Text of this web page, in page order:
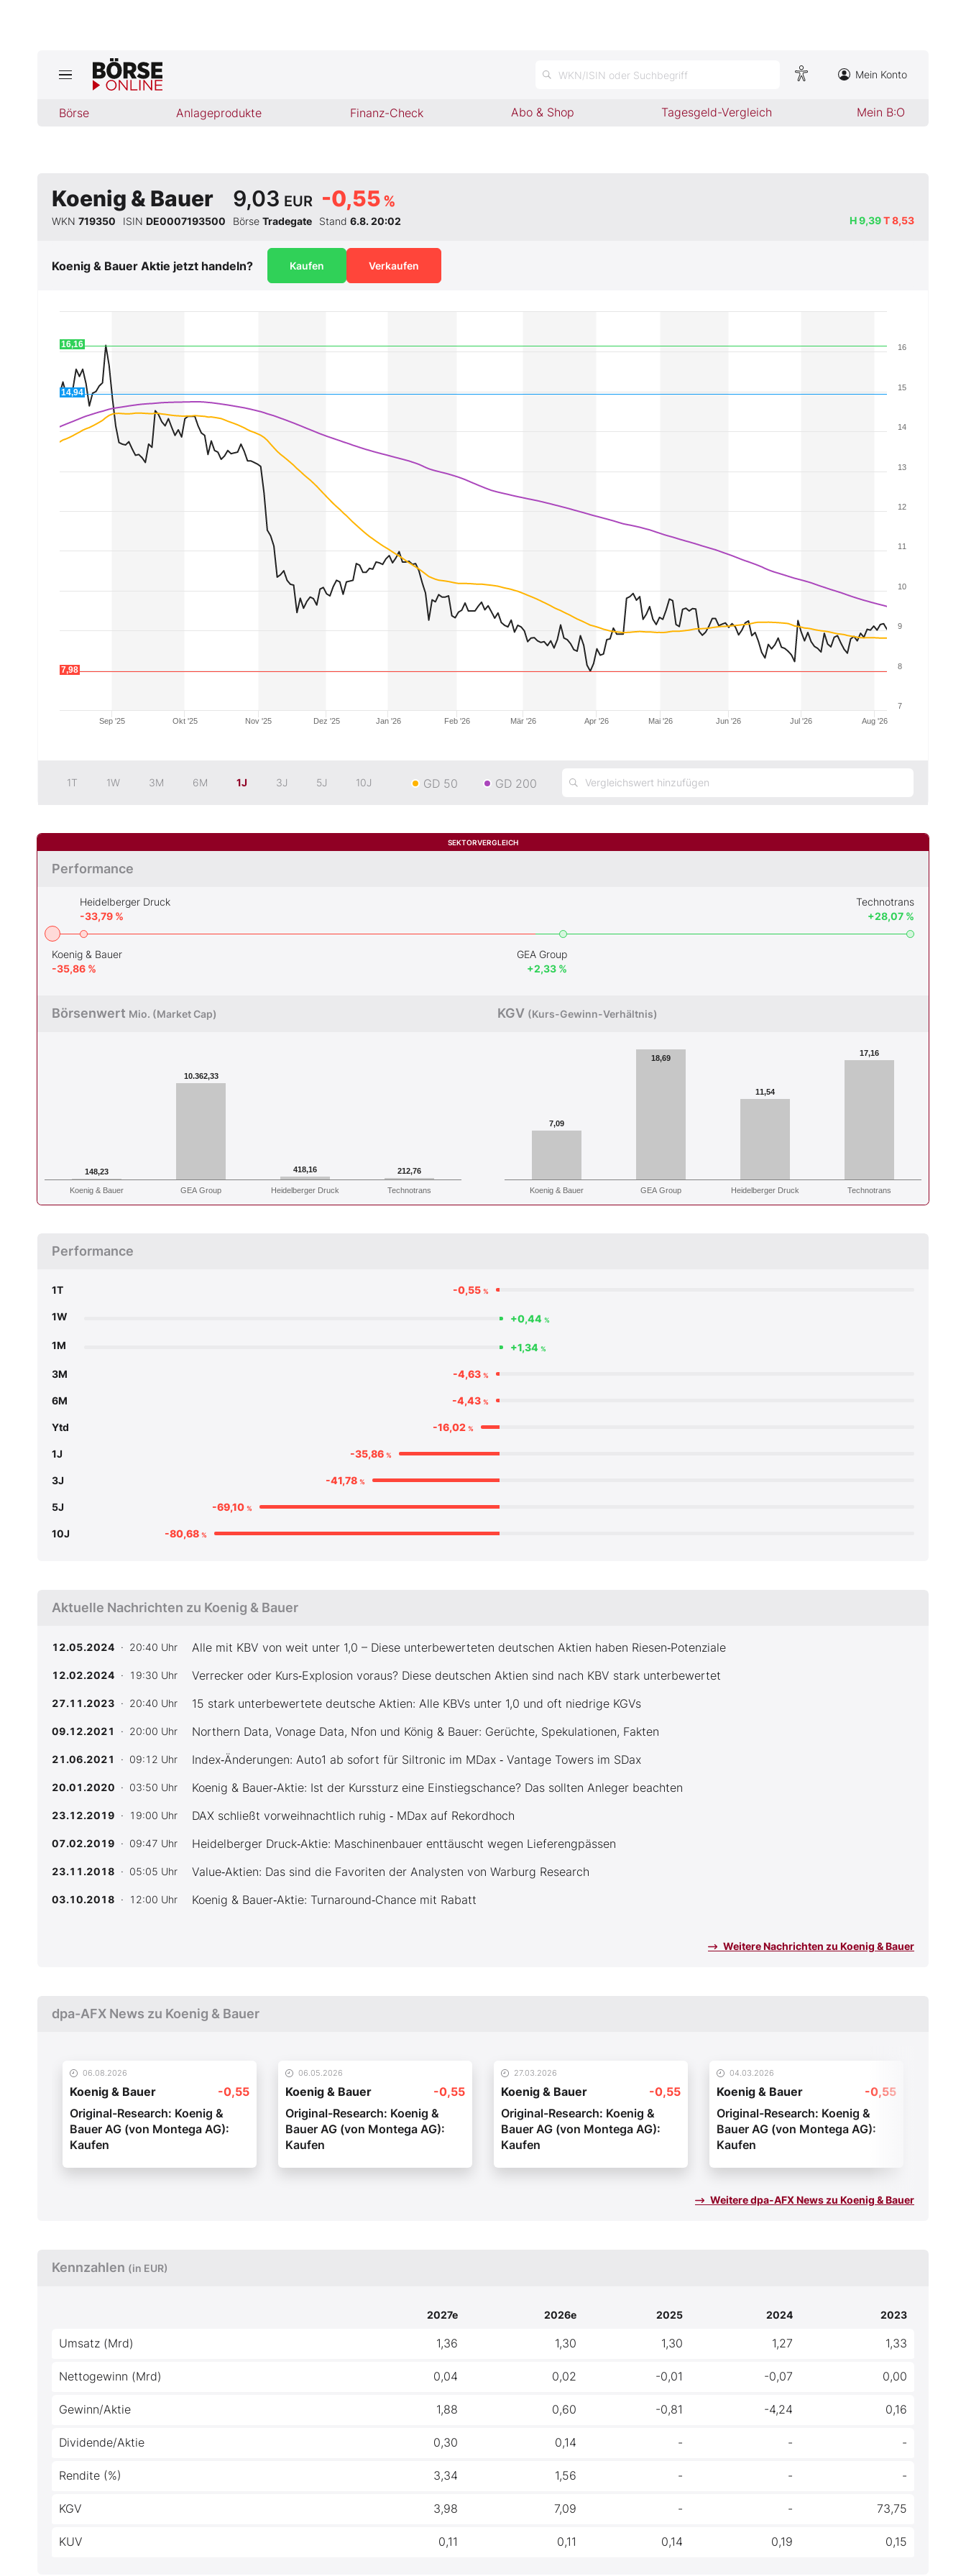
WKN/ISIN oder Suchbegriff Mein Konto
Börse Anlageprodukte Finanz-Check Abo & Shop Tagesgeld-Vergleich Mein B:O
Jetzt aktuelle Ausgabe BÖRSE ONLINE lesen
Anlageprodukte
Finanz-Check
Abo & Shop
Experten
Mein B:O
Mein Konto
Koenig & Bauer -0,55 %
9,03 EUR
H9,39T8,53
WKN 719350 ISIN DE0007193500 Börse Tradegate Stand 6.8. 20:02
Koenig & Bauer Aktie jetzt handeln? Kaufen Verkaufen
Sep '25 Okt '25 Nov '25 Dez '25 Jan '26 Feb '26 Mär '26 Apr '26 Mai '26 Jun '26 Jul '26 Aug '26
7
8
9
10
11
12
13
14
15
16
14,94
7,98
16,16
1T 1W 3M 6M 1J 3J 5J 10J GD 50 GD 200
SEKTORVERGLEICH
Performance
Koenig & Bauer
-35,86 %
Heidelberger Druck
-33,79 %
GEA Group
+2,33 %
Technotrans
+28,07 %
Börsenwert Mio. (Market Cap)
148,23
10.362,33
418,16 212,76
Koenig & Bauer GEA Group Heidelberger Druck Technotrans
KGV (Kurs-Gewinn-Verhältnis)
7,09
18,69
11,54
17,16
Koenig & Bauer GEA Group Heidelberger Druck Technotrans
Performance
1T -0,55 %
1W +0,44 %
1M +1,34 %
3M -4,63 %
6M -4,43 %
Ytd -16,02 %
1J -35,86%
3J -41,78%
5J -69,10%
10J -80,68 %
Aktuelle Nachrichten zu Koenig & Bauer
12.05.2024 · 20:40 Uhr Alle mit KBV von weit unter 1,0 – Diese unterbewerteten deutschen Aktien haben Riesen‑Potenziale
12.02.2024 · 19:30 Uhr Verrecker oder Kurs‑Explosion voraus? Diese deutschen Aktien sind nach KBV stark unterbewertet
27.11.2023 · 20:40 Uhr 15 stark unterbewertete deutsche Aktien: Alle KBVs unter 1,0 und oft niedrige KGVs
09.12.2021 · 20:00 Uhr Northern Data, Vonage Data, Nfon und König & Bauer: Gerüchte, Spekulationen, Fakten
21.06.2021 · 09:12 Uhr Index‑Änderungen: Auto1 ab sofort für Siltronic im MDax ‑ Vantage Towers im SDax
20.01.2020 · 03:50 Uhr Koenig & Bauer‑Aktie: Ist der Kurssturz eine Einstiegschance? Das sollten Anleger beachten
23.12.2019 · 19:00 Uhr DAX schließt vorweihnachtlich ruhig ‑ MDax auf Rekordhoch
07.02.2019 · 09:47 Uhr Heidelberger Druck‑Aktie: Maschinenbauer enttäuscht wegen Lieferengpässen
23.11.2018 · 05:05 Uhr Value‑Aktien: Das sind die Favoriten der Analysten von Warburg Research
03.10.2018 · 12:00 Uhr Koenig & Bauer‑Aktie: Turnaround‑Chance mit Rabatt
Weitere Nachrichten zu Koenig & Bauer
dpa-AFX News zu Koenig & Bauer
06.08.2026
Koenig & Bauer
-0,55
Original-Research: Koenig &
Bauer AG (von Montega AG):
Kaufen
06.05.2026
Koenig & Bauer
-0,55
Original-Research: Koenig &
Bauer AG (von Montega AG):
Kaufen
27.03.2026
Koenig & Bauer
-0,55
Original-Research: Koenig &
Bauer AG (von Montega AG):
Kaufen
04.03.2026
Koenig & Bauer
-0,55
Original-Research: Koenig &
Bauer AG (von Montega AG):
Kaufen
Weitere dpa-AFX News zu Koenig & Bauer
Kennzahlen (in EUR)
2027e 2026e 2025 2024 2023
Umsatz (Mrd) 1,36 1,30 1,30 1,27 1,33
Nettogewinn (Mrd) 0,04 0,02 -0,01 -0,07 0,00
Gewinn/Aktie 1,88 0,60 -0,81 -4,24 0,16
Dividende/Aktie 0,30 0,14 - - -
Rendite (%) 3,34 1,56 - - -
KGV 3,98 7,09 - - 73,75
KUV 0,11 0,11 0,14 0,19 0,15